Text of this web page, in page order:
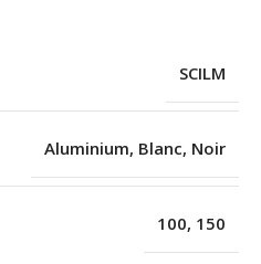
SCILM
Aluminium, Blanc, Noir
100, 150